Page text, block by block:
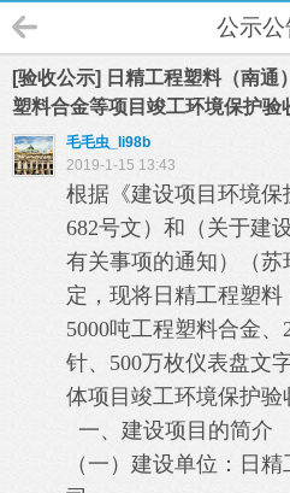
公示公
[验收公示] 日精工程塑料（南通
塑料合金等项目竣工环境保护验
毛毛虫_Ii98b
2019-1-15 13:43
根据《建设项目环境
682号文）和（关于建
有关事项的通知）（苏
定，现将 日精工程塑
5000吨工程塑料合金、
针、 500万枚仪表盘文
体项目 竣工环境保护验
一、建设项目的简介
（一）建设单位： 日